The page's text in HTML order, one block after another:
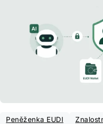
Peněženka EUDI